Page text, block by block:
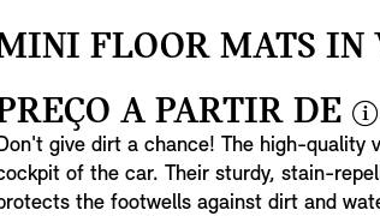
FLOOR MATS IN
A PARTIR DE
i
n
f
Don't give dirt a chance! The high-
of the car. Their sturdy, stain-
the footwells against dirt and